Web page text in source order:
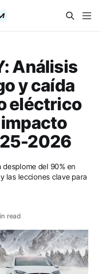
Análisis
y caída
eléctrico
2026
del 90% en
las lecciones clave para
read